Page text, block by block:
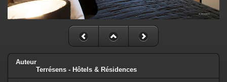
Auteur
Terrésens - Hôtels & Résidences